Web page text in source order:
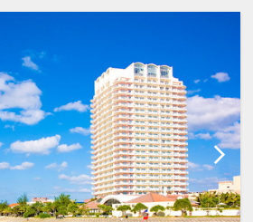
まれます。
はスパ施設「ブルーリ
屋内プール・スポーツジ
付（通常１日１，５００
の申込がお得】早期申込
前までにお申し込みにな
とり様１，０００円引
を過ぎてからの変更（人
タイプ・食事条件・プラ
・泊数の増減等の変更）